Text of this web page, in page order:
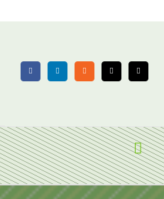
FacebookLinkedIn Rss X Email